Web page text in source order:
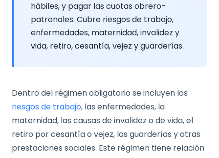
hábiles, y pagar las cuotas obrero-
patronales. Cubre riesgos de trabajo,
enfermedades, maternidad, invalidez y
vida, retiro, cesantía, vejez y guarderías.
Dentro del régimen obligatorio se incluyen los
riesgos de trabajo, las enfermedades, la
maternidad, las causas de invalidez o de vida, el
retiro por cesantía o vejez, las guarderías y otras
prestaciones sociales. Este régimen tiene relación